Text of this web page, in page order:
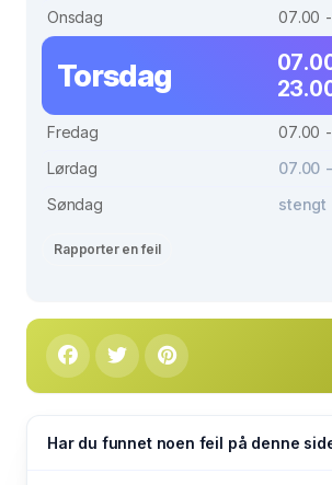
Onsdag
07.00
Torsdag
Fredag
07.00
Lørdag
07.00
Søndag
stengt
Rapporter en feil
Har du funnet noen feil på denne